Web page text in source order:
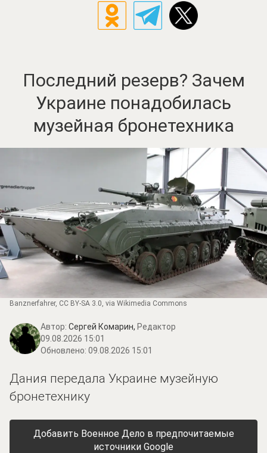
Последний резерв? Зачем
Украине понадобилась
музейная бронетехника
Banznerfahrer, CC BY-SA 3.0, via Wikimedia Commons
Автор: Сергей Комарин, Редактор
09.08.2026 15:01
Обновлено: 09.08.2026 15:01
Дания передала Украине музейную
бронетехнику
Добавить Военное Дело в предпочитаемые
источники Google